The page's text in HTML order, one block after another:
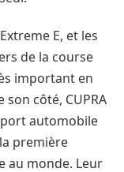
E, et les
de la course
important en
son côté, CUPRA
automobile
première
au monde. Leur